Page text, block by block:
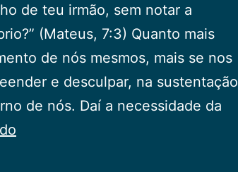
de teu irmão, sem notar a
(Mateus, 7:3) Quanto mais
de nós mesmos, mais se nos
e desculpar, na sustentação
de nós. Daí a necessidade da